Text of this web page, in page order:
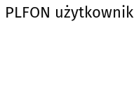
użytkownik